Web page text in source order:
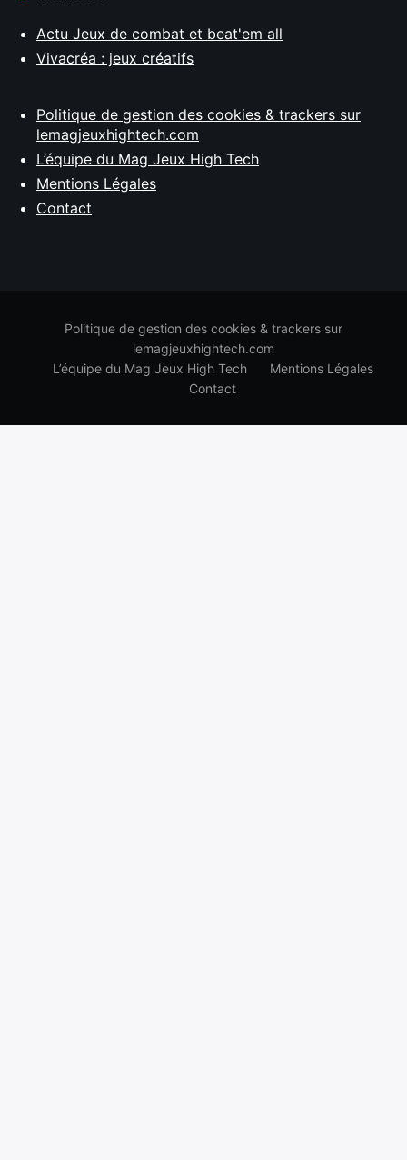
Actu Jeux de combat et beat'em all
Vivacréa : jeux créatifs
Politique de gestion des cookies & trackers sur
lemagjeuxhightech.com
L’équipe du Mag Jeux High Tech
Mentions Légales
Contact
Politique de gestion des cookies & trackers sur
lemagjeuxhightech.com
L’équipe du Mag Jeux High Tech
Mentions Légales
Contact